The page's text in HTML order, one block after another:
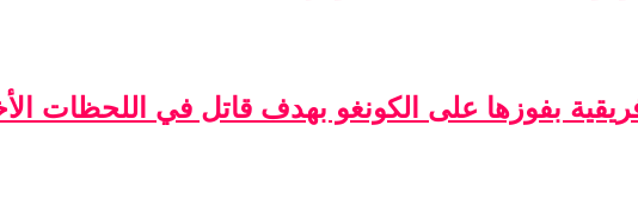
بفوزها على الكونغو بهدف قاتل في اللحظات